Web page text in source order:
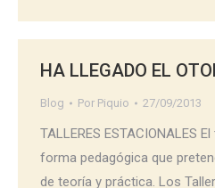
HA LLEGADO EL
Blog Por Piquio 27/09/2013
TALLERES ESTACIONALES
forma pedagógica que
de teoría y práctica. Los